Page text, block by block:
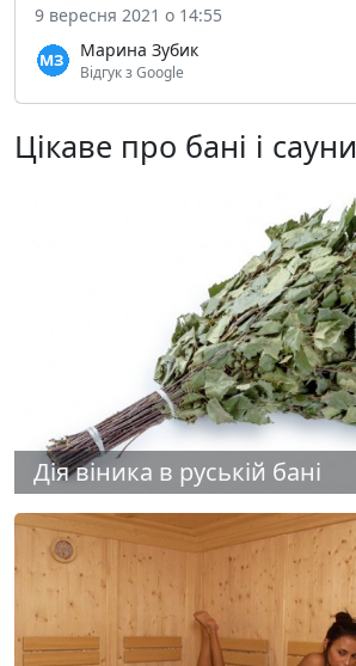
Марина Зубик
Відгук з Google
9 вересня 2021 о 14:55
Цікаве про бані і сауни
Дія віника в руській бані